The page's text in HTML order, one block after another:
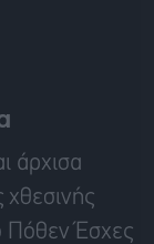
άρχισα
χθεσινής
Πόθεν Έσχες